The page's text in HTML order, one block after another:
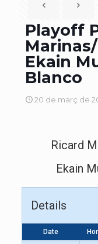
Playoff
Ekain
Blanco
20 de març de
Ricard
Ekain
Details
Date